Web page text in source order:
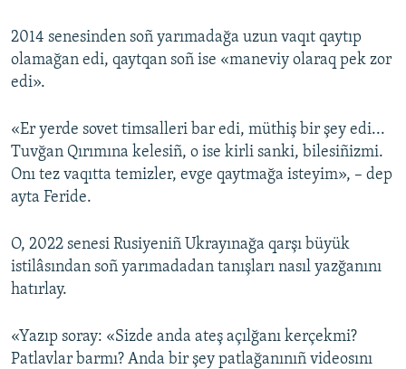
2014 senesinden soñ yarımadağa uzun vaqıt qaytıp
olamağan edi, qaytqan soñ ise «maneviy olaraq pek zor
edi».
«Er yerde sovet timsalleri bar edi, müthiş bir şey edi...
Tuvğan Qırımına kelesiñ, o ise kirli sanki, bilesiñizmi.
Onı tez vaqıtta temizler, evge qaytmağa isteyim», – dep
ayta Feride.
O, 2022 senesi Rusiyeniñ Ukrayınağa qarşı büyük
istilâsından soñ yarımadadan tanışları nasıl yazğanını
hatırlay.
«Yazıp soray: «Sizde anda ateş açılğanı kerçekmi?
Patlavlar barmı? Anda bir şey patlağanınıñ videosını